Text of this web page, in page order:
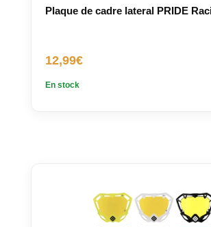
Plaque de cadre lateral PRIDE
12,99€
En stock